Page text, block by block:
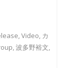
,Video, カ
,波多野裕文,